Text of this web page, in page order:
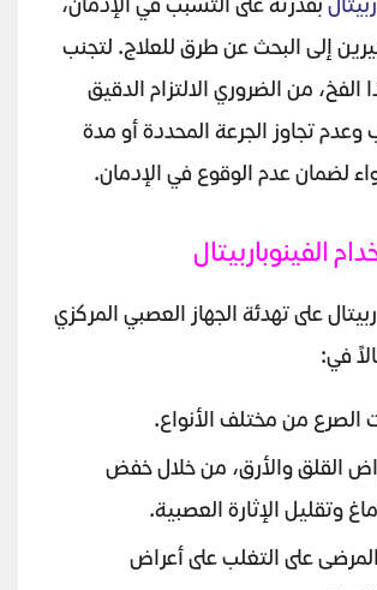
بقدرته على التسبب في الإدمان،
إلى البحث عن طرق للعلاج. لتجنب
من الضروري الالتزام الدقيق
تجاوز الجرعة المحددة أو مدة
لضمان عدم الوقوع في الإدمان.
الفينوباربيتال
على تهدئة الجهاز العصبي المركزي
في:
الصرع من مختلف الأنواع.
القلق والأرق، من خلال خفض
وتقليل الإثارة العصبية.
على التغلب على أعراض